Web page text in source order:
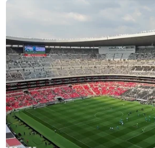
Một trạm sạc xe ôtô điện tại đường
Brussels (Bỉ). (Ảnh:
Mặc dù doanh số xe điện
các nghiên cứu cho thấy
băn khoăn về tốc độ sạc,
chi phí.